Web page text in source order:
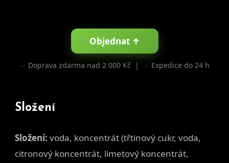
Objednat ↑
✓ Doprava zdarma nad 2 000 Kč | ✓ Expedice do 24 h
Složení
Složení: voda, koncentrát (třtinový cukr, voda,
citronový koncentrát, limetový koncentrát,